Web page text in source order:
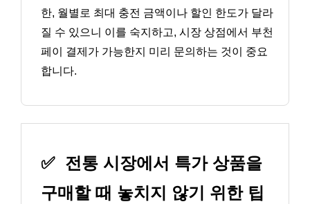
한, 월별로 최대 충전 금액이나 할인 한도가 달라
질 수 있으니 이를 숙지하고, 시장 상점에서 부천
페이 결제가 가능한지 미리 문의하는 것이 중요
합니다.
✅ 전통 시장에서 특가 상품을
구매할 때 놓치지 않기 위한 팁